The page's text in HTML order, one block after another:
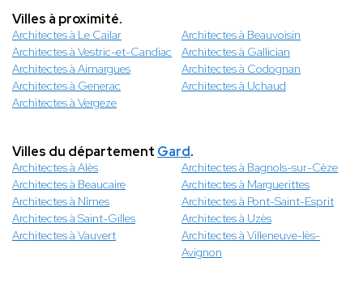
Villes à proximité.
Architectes à Le Cailar
Architectes à Beauvoisin
Architectes à Vestric-et-Candiac
Architectes à Gallician
Architectes à Aimargues
Architectes à Codognan
Architectes à Generac
Architectes à Uchaud
Architectes à Vergeze
Villes du département Gard.
Architectes à Alès
Architectes à Bagnols-sur-Cèze
Architectes à Beaucaire
Architectes à Marguerittes
Architectes à Nîmes
Architectes à Pont-Saint-Esprit
Architectes à Saint-Gilles
Architectes à Uzès
Architectes à Vauvert
Architectes à Villeneuve-lès-
Avignon